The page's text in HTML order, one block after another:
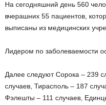
На сегодняшний день 560
вчерашних 55 пациентов,
выписаны из медицинских
Лидером по заболеваемости
Далее следуют Сорока – 239
случаев, Тирасполь – 187
Фэлешты – 111 случаев,